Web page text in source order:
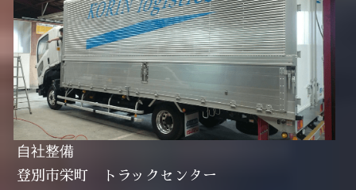
自社整備
登別市栄町　トラックセンター